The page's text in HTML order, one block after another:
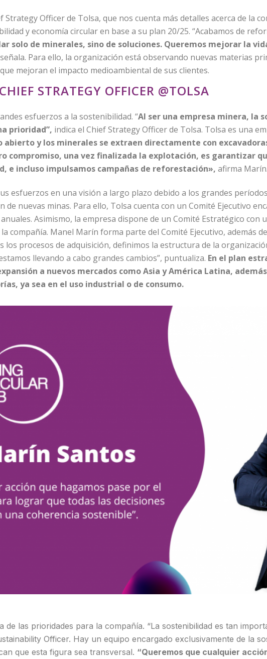
Officer de Tolsa, que nos cuenta más detalles acerca de la
y economía circular en base a su plan 20/25. “Acabamos de
solo de minerales, sino de soluciones. Queremos mejorar la
Para ello, la organización está observando nuevas materias
mejoran el impacto medioambiental de sus clientes.
STRATEGY OFFICER @TOLSA
esfuerzos a la sostenibilidad. “Al ser una empresa minera, la
prioridad”, indica el Chief Strategy Officer de Tolsa. Tolsa es una
abierto y los minerales se extraen directamente con
compromiso, una vez finalizada la explotación, es garantizar
e incluso impulsamos campañas de reforestación», afirma Marín.
esfuerzos en una visión a largo plazo debido a los grandes
de nuevas minas. Para ello, Tolsa cuenta con un Comité Ejecutivo
Asimismo, la empresa dispone de un Comité Estratégico con
compañía. Manel Marín forma parte del Comité Ejecutivo, además
los procesos de adquisición, definimos la estructura de la
llevando a cabo grandes cambios”, puntualiza. En el plan
a nuevos mercados como Asia y América Latina,
ya sea en el uso industrial o de consumo.
de las prioridades para la compañía. “La sostenibilidad es tan
Officer. Hay un equipo encargado exclusivamente de la
que esta figura sea transversal. “Queremos que cualquier